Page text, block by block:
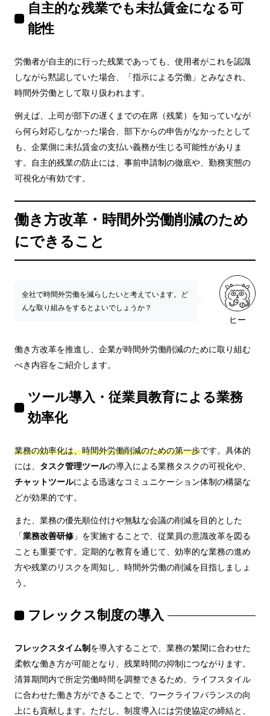
自主的な残業でも未払賃金になる可
能性
労働者が自主的に行った残業であっても、使用者がこれを認識
しながら黙認していた場合、「指示による労働」とみなされ、
時間外労働として取り扱われます。
例えば、上司が部下の遅くまでの在席（残業）を知っていなが
ら何ら対応しなかった場合、部下からの申告がなかったとして
も、企業側に未払賃金の支払い義務が生じる可能性がありま
す。自主的残業の防止には、事前申請制の徹底や、勤務実態の
可視化が有効です。
働き方改革・時間外労働削減のため
にできること
ヒー
全社で時間外労働を減らしたいと考えています。ど
んな取り組みをするとよいでしょうか？
働き方改革を推進し、企業が時間外労働削減のために取り組む
べき内容をご紹介します。
ツール導入・従業員教育による業務
効率化
業務の効率化は、時間外労働削減のための第一歩です。具体的
には、 タスク管理ツールの導入による業務タスクの可視化や、
チャットツールによる迅速なコミュニケーション体制の構築な
どが効果的です。
また、業務の優先順位付けや無駄な会議の削減を目的とした
「業務改善研修 」を実施することで、従業員の意識改革を図る
ことも重要です。定期的な教育を通じて、効率的な業務の進め
方や残業のリスクを周知し、時間外労働の削減を目指しましょ
う。
フレックス制度の導入
フレックスタイム制 を導入することで、業務の繁閑に合わせた
柔軟な働き方が可能となり、残業時間の抑制につながります。
清算期間内で所定労働時間を調整できるため、ライフスタイル
に合わせた働き方ができることで、ワークライフバランスの向
上にも貢献します。ただし、制度導入には労使協定の締結と、